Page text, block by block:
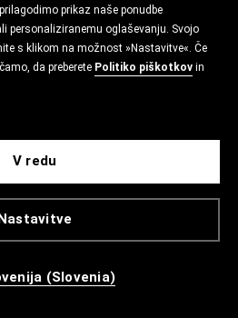
prikaz naše ponudbe
personaliziranemu oglaševanju. Svojo
s klikom na možnost »Nastavitve«. Če
da preberete Politiko piškotkov in
V redu
(Slovenia)